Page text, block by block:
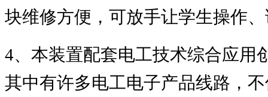
块维修方便，可放手让学生操作
4、本装置配套电工技术综合应用
其中有许多电工电子产品线路，